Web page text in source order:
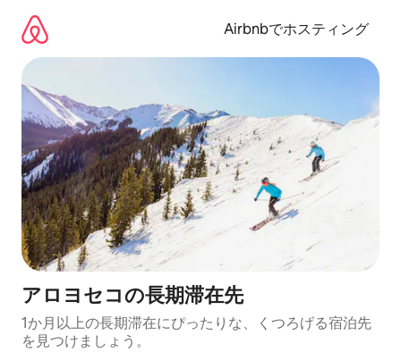
Airbnbでホスティング
アロヨセコの長期滞在先
1か月以上の長期滞在にぴったりな、くつろげる宿泊先
を見つけましょう。